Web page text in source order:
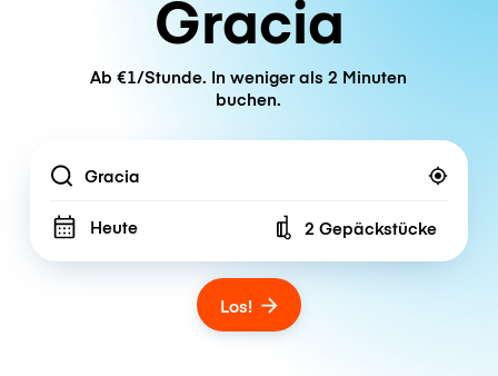
Gracia
Ab €1/Stunde. In weniger als 2 Minuten
buchen.
Location
Heute Number of bags
2 Gepäckstücke
Los!